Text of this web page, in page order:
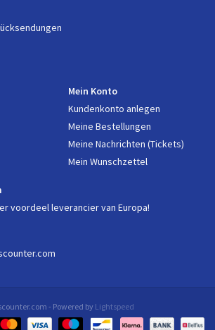
Mein Konto
Kundenkonto anlegen
Meine Bestellungen
Meine Nachrichten (Tickets)
Mein Wunschzettel
voordeel leverancier van Europa!
- Powered by Lightspeed